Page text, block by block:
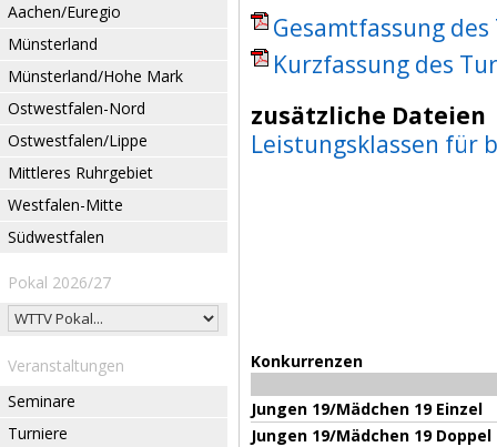
Aachen/Euregio
Münsterland
Münsterland/Hohe Mark
Ostwestfalen-Nord
Ostwestfalen/Lippe
Mittleres Ruhrgebiet
Westfalen-Mitte
Südwestfalen
Pokal 2026/27
Veranstaltungen
Seminare
Turniere
Gesamtfassung
Kurzfassung des
zusätzliche Dateien
Leistungsklassen für
Konkurrenzen
Jungen 19/Mädchen 19 Einzel
Jungen 19/Mädchen 19 Doppel